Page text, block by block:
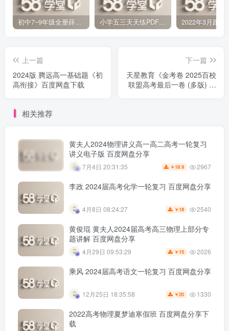
初中7~9年级全册薛金星中学教材全解PDF 百度网盘分享下载 小学五三天天练PDF（压缩打包）百度网盘分享下载
上一篇
2024版 腾远高一基础题《初
高衔接》百度网盘下载
下一篇
天星教育《金考卷 2025百校
联盟高考最后一卷 (多版) 》
相关推荐
黄夫人2024物理讲义高一高二高考一轮复习
讲义电子版 百度网盘分享
7月4日 20:31:35 ￥ 19.9 2967
李政 2024届高考化学一轮复习 百度网盘分享
4月8日 08:24:27 ￥ 18 2540
黄俊琨 黄夫人2024届高考高三物理上部分专
题讲解 百度网盘分享
4月29日 09:53:29 ￥ 15 2026
乘风 2024届高考语文一轮复习 百度网盘分享
12月25日 18:35:58 ￥20 1330
2022高考物理夏梦迪寒假班 百度网盘分享下
载